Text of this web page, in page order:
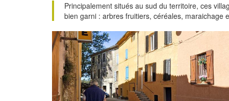
Principalement situés au sud du territoire, ces
bien garni : arbres fruitiers, céréales, maraichage